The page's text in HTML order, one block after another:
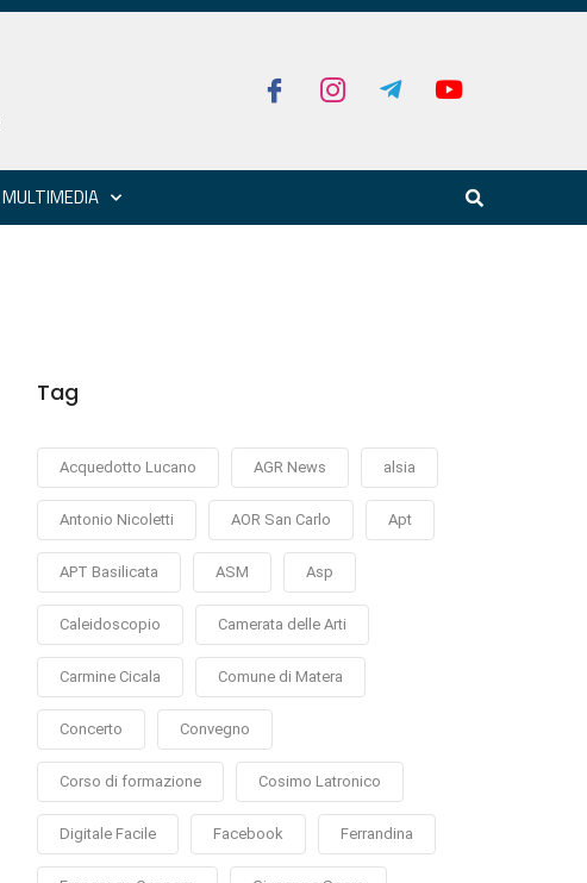
MULTIMEDIA
Tag
Acquedotto Lucano AGR News alsia
Antonio Nicoletti AOR San Carlo Apt
APT Basilicata ASM Asp
Caleidoscopio Camerata delle Arti
Carmine Cicala Comune di Matera
Concerto Convegno
Corso di formazione Cosimo Latronico
Digitale Facile Facebook Ferrandina